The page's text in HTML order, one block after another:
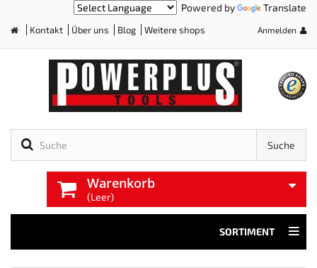
Powered by Translate
Kontakt Über uns Blog Weitere shops Anmelden
Suche
Warenkorb
(Leer)
SORTIMENT